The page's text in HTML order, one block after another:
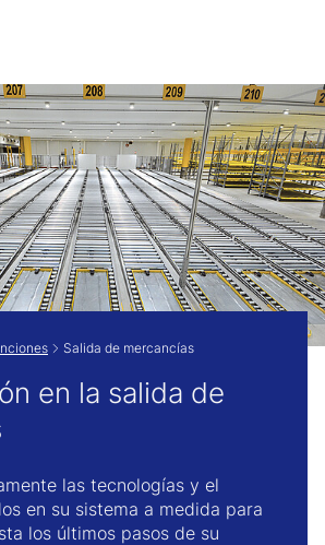
version of this site
show this message again
Salida de mercancías
en la salida de
las tecnologías y el
en su sistema a medida para
los últimos pasos de su